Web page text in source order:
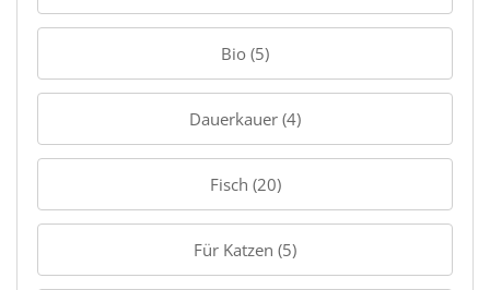
Bio (5)
Dauerkauer (4)
Fisch (20)
Für Katzen (5)